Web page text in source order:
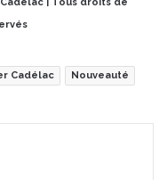
Cadélac Nouveauté